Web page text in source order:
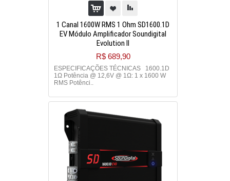
1 Canal 1600W RMS 1 Ohm SD1600.1D
EV Módulo Amplificador Soundigital
Evolution II
R$ 689,90
ESPECIFICAÇÕES TÉCNICAS 1600.1D
1Ω Potência @ 12,6V @ 1Ω: 1 x 1600 W
RMS Potênci..